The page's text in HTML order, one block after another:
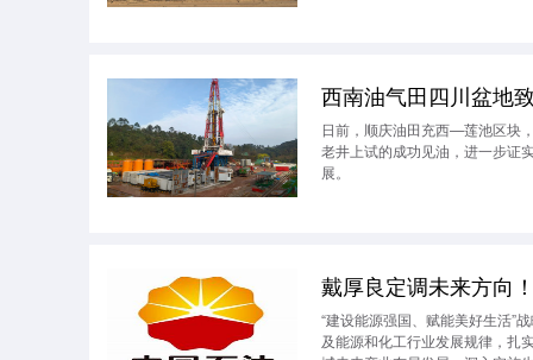
西南油气田四川盆地
日前，顺庆油田充西—莲池区块
老井上试的成功见油，进一步证
展。
戴厚良定调未来方向
“建设能源强国、赋能美好生活”
及能源和化工行业发展规律，扎